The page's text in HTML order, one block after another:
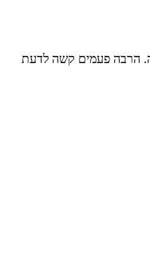
הרבה פעמים קשה לדעת